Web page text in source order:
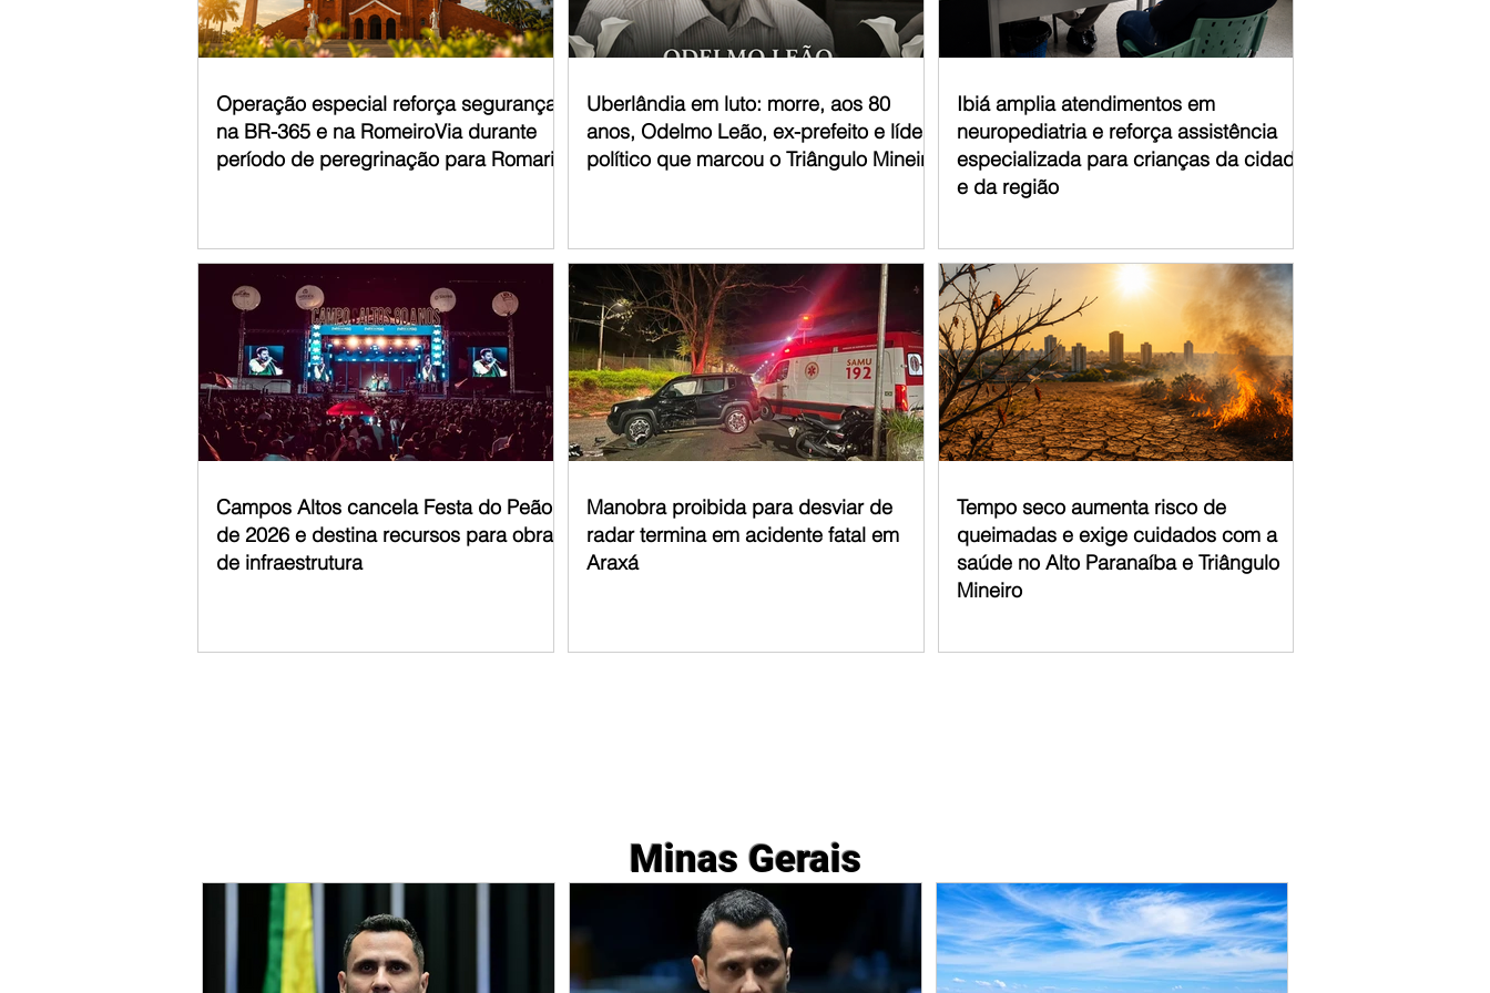
acompanhamento de crianças com tran
Operação especial reforça segurança
na BR-365 e na RomeiroVia durante
período de peregrinação para Romaria
Uberlândia em luto: morre, aos 80
anos, Odelmo Leão, ex-prefeito e líder
político que marcou o Triângulo Mineiro
Ibiá amplia atendimentos em
neuropediatria e reforça assistência
especializada para crianças da cidade
e da região
Campos Altos cancela Festa do Peão
de 2026 e destina recursos para obras
de infraestrutura
Manobra proibida para desviar de
radar termina em acidente fatal em
Araxá
Tempo seco aumenta risco de
queimadas e exige cuidados com a
saúde no Alto Paranaíba e Triângulo
Mineiro
Minas Gerais